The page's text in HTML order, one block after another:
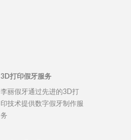
3D打印假牙服务
李丽假牙通过先进的3D打
印技术提供数字假牙制作服
务